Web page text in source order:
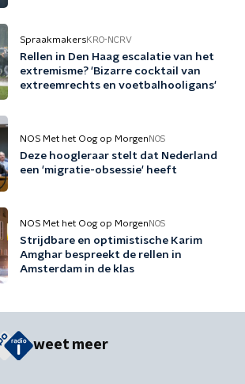
SpraakmakersKRO-NCRV
Rellen in Den Haag escalatie van het
extremisme? 'Bizarre cocktail van
extreemrechts en voetbalhooligans'
NOS Met het Oog op Morgen NOS
Deze hoogleraar stelt dat Nederland
een 'migratie-obsessie' heeft
NOS Met het Oog op Morgen NOS
Strijdbare en optimistische Karim
Amghar bespreekt de rellen in
Amsterdam in de klas
weet meer